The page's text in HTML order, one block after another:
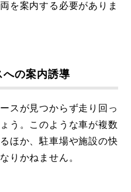
を案内する必要がありま
への案内誘導
スが見つからず走り回っ
う。このような車が複数
ほか、駐車場や施設の快
りかねません。